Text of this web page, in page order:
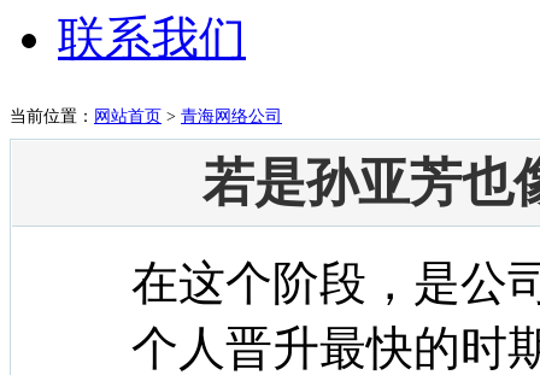
联系我们
当前位置： 网站首页 > 青海网络公司
若是孙亚芳也
在这个阶段，是公
个人晋升最快的时